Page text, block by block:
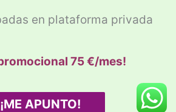
en plataforma privada
75 €/mes!
¡ME APUNTO!